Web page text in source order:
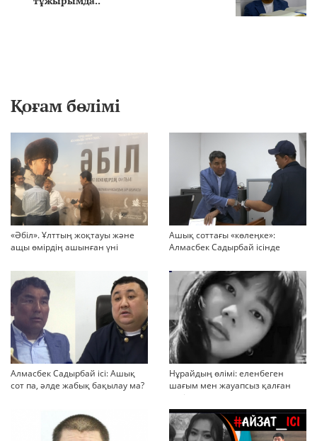
Қоғам бөлімі
«Әбіл». Ұлттың жоқтауы және
ащы өмірдің ашынған үні
Ашық соттағы «көлеңке»:
Алмасбек Садырбай ісінде
көбейіп барады
Алмасбек Садырбай ісі: Ашық
сот па, әлде жабық бақылау ма?
Нұрайдың өлімі: еленбеген
шағым мен жауапсыз қалған
қауіп